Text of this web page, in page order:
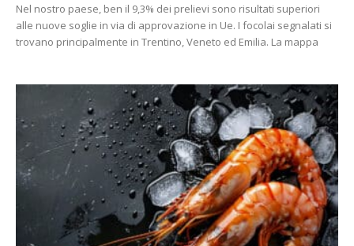
Nel nostro paese, ben il 9,3% dei prelievi sono risultati superiori
alle nuove soglie in via di approvazione in Ue. I focolai segnalati si
trovano principalmente in Trentino, Veneto ed Emilia. La mappa